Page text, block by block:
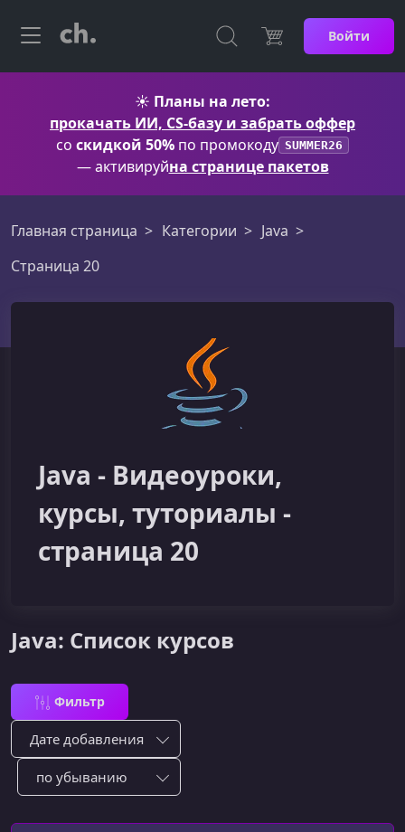
Войти
☀️ Планы на лето:
прокачать ИИ, CS-базу и забрать оффер
со скидкой 50% по промокоду SUMMER26
— активируйна странице пакетов
Главная страница Категории
Java
Страница 20
Java - Видеоуроки,
курсы, туториалы -
страница 20
Java: Список курсов
Фильтр
Сортировка по:
Сотировать по: